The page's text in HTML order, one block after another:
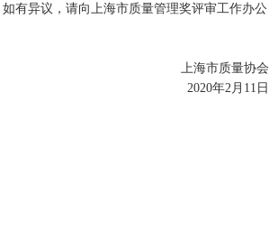
有异议，请向上海市质量管理奖评审工作办公
上海市质量协会
2020年2月11日